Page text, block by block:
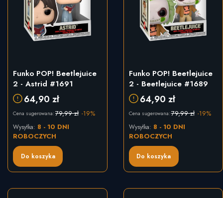
Funko POP! Beetlejuice
2 - Astrid #1691
64,90 zł
Cena sugerowana: 79,99 zł -19%
Do koszyka
Wysyłka: 8 - 10 DNI
ROBOCZYCH
Funko POP! Beetlejuice
2 - Beetlejuice #1689
64,90 zł
Cena sugerowana:79,99 zł -19%
Do koszyka
Wysyłka: 8 - 10 DNI
ROBOCZYCH